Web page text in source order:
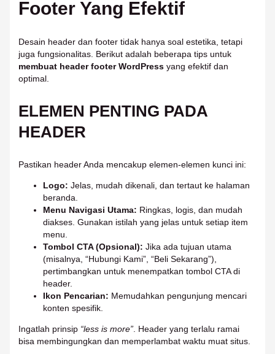
Footer Yang Efektif
Desain header dan footer tidak hanya soal estetika, tetapi
juga fungsionalitas. Berikut adalah beberapa tips untuk
membuat header footer WordPressyang efektif dan
optimal.
ELEMEN PENTING PADA
HEADER
Pastikan header Anda mencakup elemen-elemen kunci ini:
Logo: Jelas, mudah dikenali, dan tertaut ke halaman
beranda.
Menu Navigasi Utama: Ringkas, logis, dan mudah
diakses. Gunakan istilah yang jelas untuk setiap item
menu.
Tombol CTA (Opsional): Jika ada tujuan utama
(misalnya, “Hubungi Kami”, “Beli Sekarang”),
pertimbangkan untuk menempatkan tombol CTA di
header.
Ikon Pencarian: Memudahkan pengunjung mencari
konten spesifik.
Ingatlah prinsip “less is more”. Header yang terlalu ramai
bisa membingungkan dan memperlambat waktu muat situs.